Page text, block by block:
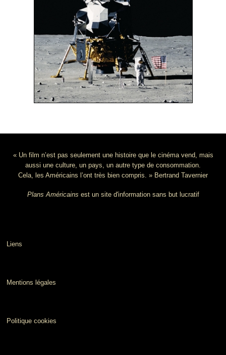
« Un film n’est pas seulement une histoire que le cinéma vend, mais
aussi une culture, un pays, un autre type de consommation.
Cela, les Américains l’ont très bien compris. » Bertrand Tavernier
Plans Américains est un site d'information sans but lucratif
Liens
Mentions légales
Politique cookies